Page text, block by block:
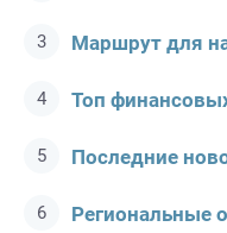
Маршрут для
Топ
Последние
Региональные